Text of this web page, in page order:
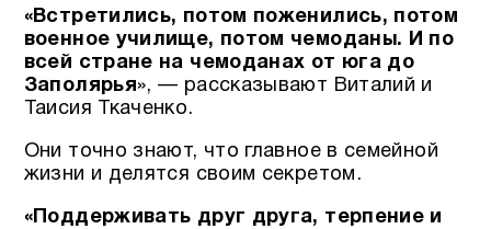
«Встретились, потом поженились, потом
военное училище, потом чемоданы. И по
всей стране на чемоданах от юга до
Заполярья», — рассказывают Виталий и
Таисия Ткаченко.
Они точно знают, что главное в семейной
жизни и делятся своим секретом.
«Поддерживать друг друга, терпение и